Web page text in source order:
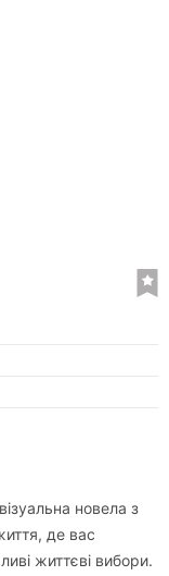
новела з
де вас
життєві вибори.